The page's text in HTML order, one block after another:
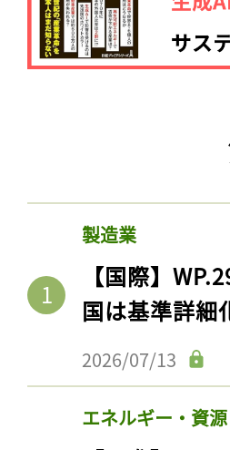
製造業
【国際】
国は基準詳細
2026/07/13
エネルギー・資源